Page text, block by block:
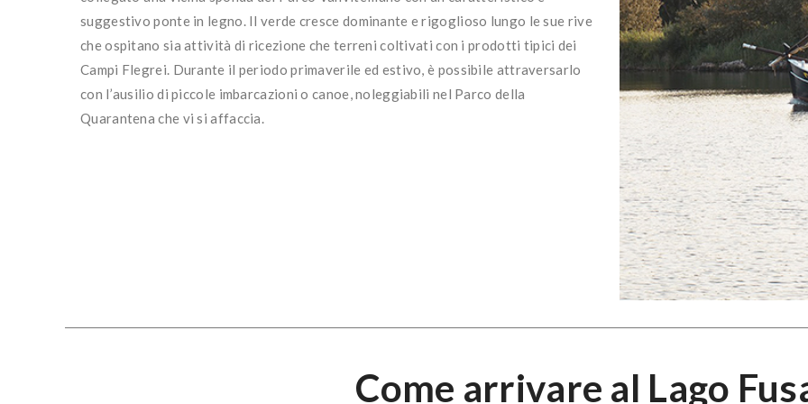
suggestivo ponte in legno. Il verde cresce dominante e rigoglioso lungo le sue rive
che ospitano sia attività di ricezione che terreni coltivati con i prodotti tipici dei
Campi Flegrei. Durante il periodo primaverile ed estivo, è possibile attraversarlo
con l’ausilio di piccole imbarcazioni o canoe, noleggiabili nel Parco della
Quarantena che vi si affaccia.
Come arrivare al Lago